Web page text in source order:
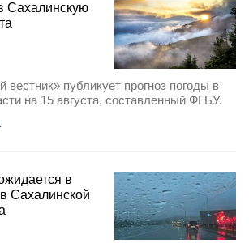
Сахалинскую
вестник» публикует прогноз погоды в
на 15 августа, составленный ФГБУ.
в
Сахалинской